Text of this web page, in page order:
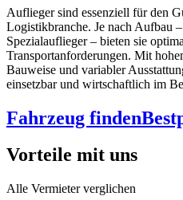
Auflieger sind essenziell für den
Logistikbranche. Je nach Aufbau
Spezialauflieger – bieten sie
Transportanforderungen. Mit
Bauweise und variabler
einsetzbar und wirtschaftlich im
Fahrzeug finden
Vorteile mit uns
Alle Vermieter verglichen